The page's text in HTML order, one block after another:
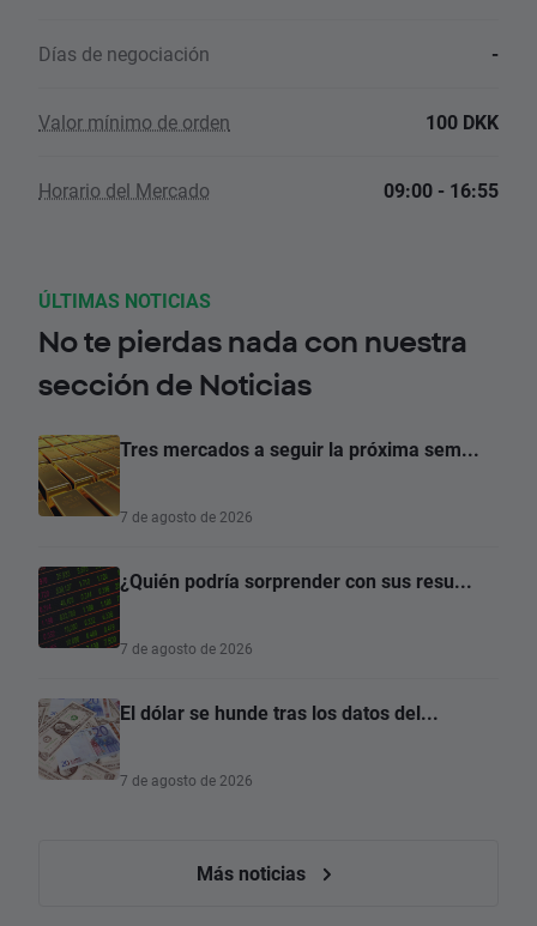
Días de negociación -
Valor mínimo de orden 100 DKK
Horario del Mercado 09:00 - 16:55
ÚLTIMAS NOTICIAS
No te pierdas nada con nuestra
sección de Noticias
Tres mercados a seguir la próxima sem...
7 de agosto de 2026
¿Quién podría sorprender con sus resu...
7 de agosto de 2026
El dólar se hunde tras los datos del...
7 de agosto de 2026
Más noticias